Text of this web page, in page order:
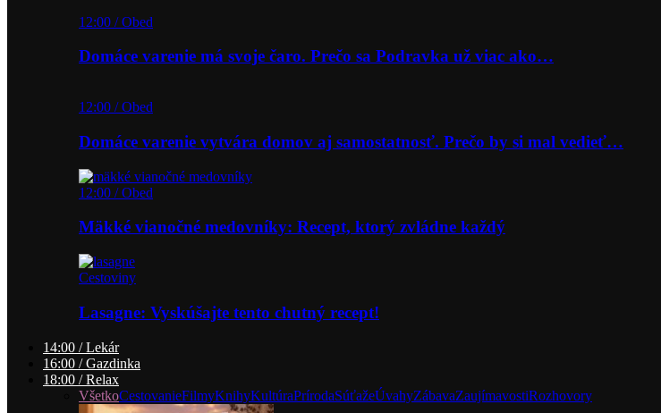
12:00 / Obed
Domáce varenie má svoje čaro. Prečo sa Podravka už viac ako…
12:00 / Obed
Domáce varenie vytvára domov aj samostatnosť. Prečo by si mal vedieť…
12:00 / Obed
Mäkké vianočné medovníky: Recept, ktorý zvládne každý
Cestoviny
Lasagne: Vyskúšajte tento chutný recept!
14:00 / Lekár
16:00 / Gazdinka
18:00 / Relax
VšetkoCestovanieFilmyKnihyKultúraPrírodaSúťažeÚvahyZábavaZaujímavostiRozhovory